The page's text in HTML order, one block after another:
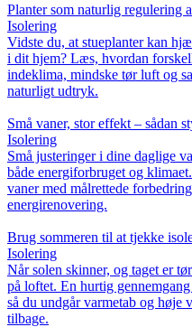
Planter som naturlig regulering
Isolering
Vidste du, at stueplanter kan
i dit hjem? Læs, hvordan
indeklima, mindske tør luft og
naturligt udtryk.
Små vaner, stor effekt – sådan
Isolering
Små justeringer i dine daglige
både energiforbruget og
vaner med målrettede
energirenovering.
Brug sommeren til at tjekke
Isolering
Når solen skinner, og taget er
på loftet. En hurtig
så du undgår varmetab og høje
tilbage.